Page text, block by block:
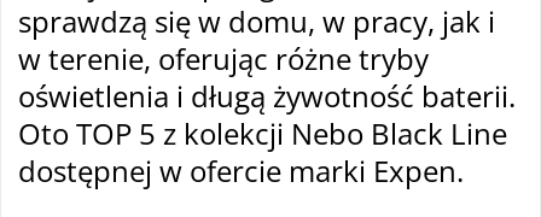
sprawdzą się w domu, w pracy, jak i
w terenie, oferując różne tryby
oświetlenia i długą żywotność baterii.
Oto TOP 5 z kolekcji Nebo Black Line
dostępnej w ofercie marki Expen.